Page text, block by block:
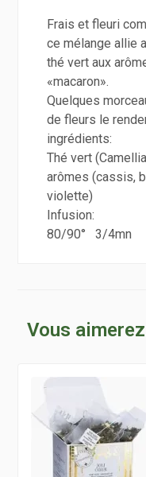
Frais et fleuri
ce mélange allie
thé vert aux
«macaron».
Quelques
de fleurs le
ingrédients:
Thé vert
arômes (cassis,
violette)
Infusion:
80/90° 3/4mn
Vous